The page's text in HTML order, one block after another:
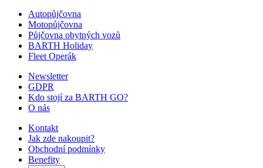
Autopůjčovna
Motopůjčovna
Půjčovna obytných vozů
BARTH Holiday
Fleet Operák
Newsletter
GDPR
Kdo stojí za BARTH GO?
O nás
Kontakt
Jak zde nakoupit?
Obchodní podmínky
Benefity